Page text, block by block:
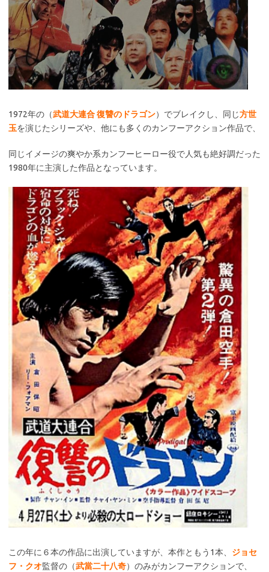
1972年の（武道大連合 復讐のドラゴン）でブレイクし、同じ方世
玉を演じたシリーズや、他にも多くのカンフーアクション作品で、
同じイメージの爽やか系カンフーヒーロー役で人気も絶好調だった
1980年に主演した作品となっています。
この年に６本の作品に出演していますが、本作ともう1本、 ジョセ
フ・クオ監督の（武當二十八奇）のみがカンフーアクションで、